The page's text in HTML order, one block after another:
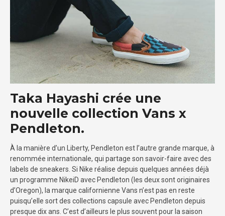
Taka Hayashi crée une
nouvelle collection Vans x
Pendleton.
À la manière d’un Liberty, Pendleton est l’autre grande marque, à
renommée internationale, qui partage son savoir-faire avec des
labels de sneakers. Si Nike réalise depuis quelques années déjà
un programme NikeiD avec Pendleton (les deux sont originaires
d’Oregon), la marque californienne Vans n’est pas en reste
puisqu’elle sort des collections capsule avec Pendleton depuis
presque dix ans. C’est d’ailleurs le plus souvent pour la saison